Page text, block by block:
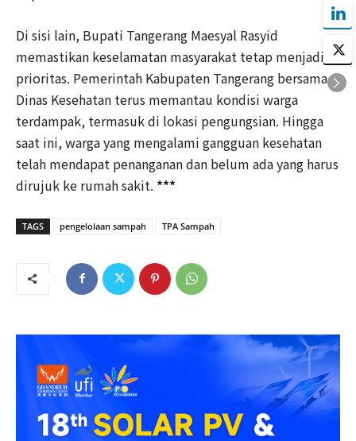
Di sisi lain, Bupati Tangerang Maesyal Rasyid
memastikan keselamatan masyarakat tetap menjadi
prioritas. Pemerintah Kabupaten Tangerang bersama
Dinas Kesehatan terus memantau kondisi warga
terdampak, termasuk di lokasi pengungsian. Hingga
saat ini, warga yang mengalami gangguan kesehatan
telah mendapat penanganan dan belum ada yang harus
dirujuk ke rumah sakit. ***
TAGS pengelolaan sampah TPA Sampah